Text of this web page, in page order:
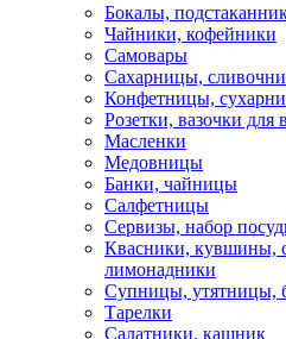
Бокалы,
Чайники, кофейники
Самовары
Сахарницы,
Конфетницы,
Розетки, вазочки для
Масленки
Медовницы
Банки, чайницы
Салфетницы
Сервизы, набор
Квасники, кувшины,
лимонадники
Супницы, утятницы,
Тарелки
Салатники, кашник